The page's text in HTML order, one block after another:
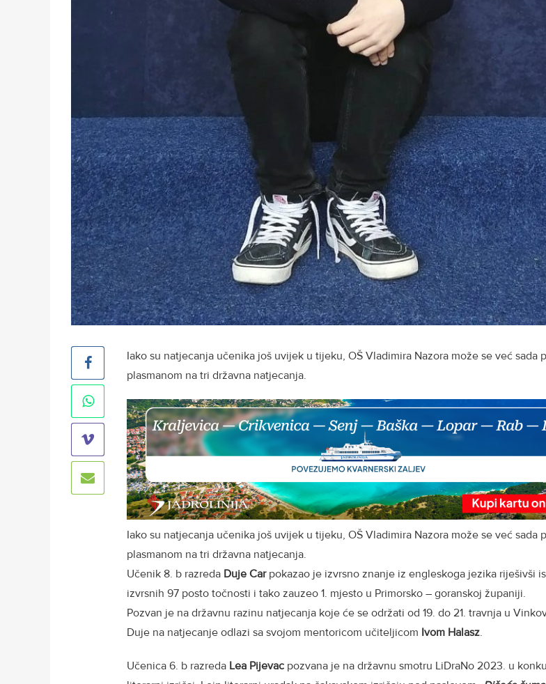
Iako su natjecanja učenika još uvijek u tijeku, OŠ Vladimira Nazora može se već sada
plasmanom na tri državna natjecanja.
Iako su natjecanja učenika još uvijek u tijeku, OŠ Vladimira Nazora može se već sada
plasmanom na tri državna natjecanja.
Učenik 8. b razreda Duje Carpokazao je izvrsno znanje iz engleskoga jezika riješivši
izvrsnih 97 posto točnosti i tako zauzeo 1. mjesto u Primorsko – goranskoj županiji.
Pozvan je na državnu razinu natjecanja koje će se održati od 19. do 21. travnja u
Duje na natjecanje odlazi sa svojom mentoricom učiteljicom Ivom Halasz.
Učenica 6. b razreda Lea Pijevac pozvana je na državnu smotru LiDraNo 2023. u